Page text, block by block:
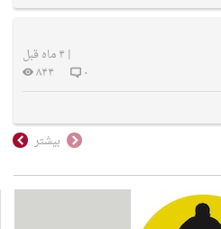
| ۴ ماه قبل
۰
۸۴۴
بیشتر